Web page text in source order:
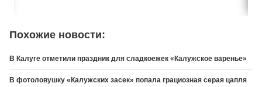
Похожие новости:
В Калуге отметили праздник для сладкоежек «Калужское варенье»
В фотоловушку «Калужских засек» попала грациозная серая цапля